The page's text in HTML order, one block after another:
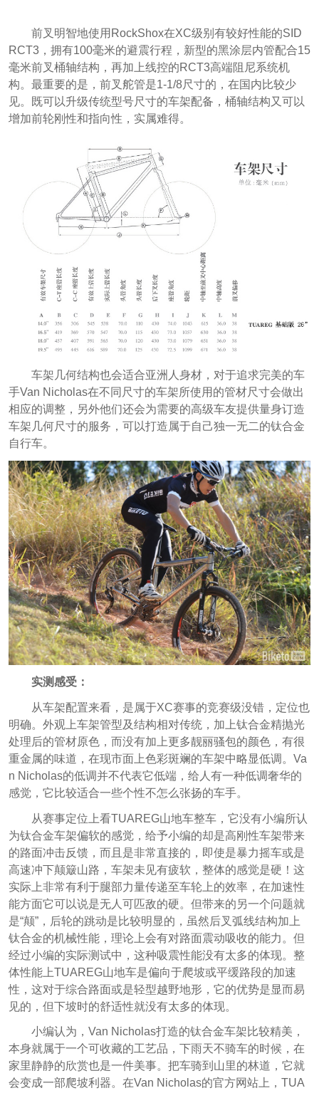
前叉明智地使用RockShox在XC级别有较好性能的SID
RCT3，拥有100毫米的避震行程，新型的黑涂层内管配合15
毫米前叉桶轴结构，再加上线控的RCT3高端阻尼系统机
构。最重要的是，前叉舵管是1-1/8尺寸的，在国内比较少
见。既可以升级传统型号尺寸的车架配备，桶轴结构又可以
增加前轮刚性和指向性，实属难得。
车架几何结构也会适合亚洲人身材，对于追求完美的车
手Van Nicholas在不同尺寸的车架所使用的管材尺寸会做出
相应的调整，另外他们还会为需要的高级车友提供量身订造
车架几何尺寸的服务，可以打造属于自己独一无二的钛合金
自行车。
实测感受：
从车架配置来看，是属于XC赛事的竞赛级没错，定位也
明确。外观上车架管型及结构相对传统，加上钛合金精抛光
处理后的管材原色，而没有加上更多靓丽骚包的颜色，有很
重金属的味道，在现市面上色彩斑斓的车架中略显低调。Va
n Nicholas的低调并不代表它低端，给人有一种低调奢华的
感觉，它比较适合一些个性不怎么张扬的车手。
从赛事定位上看TUAREG山地车整车，它没有小编所认
为钛合金车架偏软的感觉，给予小编的却是高刚性车架带来
的路面冲击反馈，而且是非常直接的，即使是暴力摇车或是
高速冲下颠簸山路，车架未见有疲软，整体的感觉是硬！这
实际上非常有利于腿部力量传递至车轮上的效率，在加速性
能方面它可以说是无人可匹敌的硬。但带来的另一个问题就
是“颠”，后轮的跳动是比较明显的，虽然后叉弧线结构加上
钛合金的机械性能，理论上会有对路面震动吸收的能力。但
经过小编的实际测试中，这种吸震性能没有太多的体现。整
体性能上TUAREG山地车是偏向于爬坡或平缓路段的加速
性，这对于综合路面或是轻型越野地形，它的优势是显而易
见的，但下坡时的舒适性就没有太多的体现。
小编认为，Van Nicholas打造的钛合金车架比较精美，
本身就属于一个可收藏的工艺品，下雨天不骑车的时候，在
家里静静的欣赏也是一件美事。把车骑到山里的林道，它就
会变成一部爬坡利器。在Van Nicholas的官方网站上，TUA